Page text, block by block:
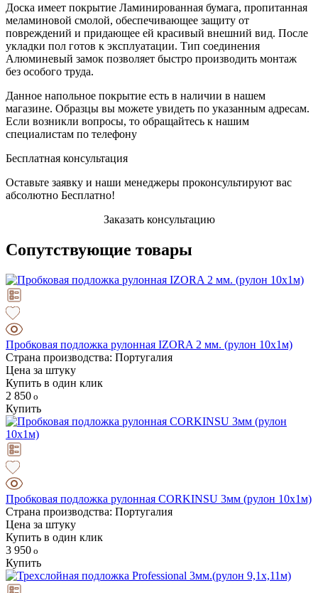
Доска имеет покрытие Ламинированная бумага, пропитанная
меламиновой смолой, обеспечивающее защиту от
повреждений и придающее ей красивый внешний вид. После
укладки пол готов к эксплуатации. Тип соединения
Алюминевый замок позволяет быстро производить монтаж
без особого труда.
Данное напольное покрытие есть в наличии в нашем
магазине. Образцы вы можете увидеть по указанным адресам.
Если возникли вопросы, то обращайтесь к нашим
специалистам по телефону
Бесплатная консультация
Оставьте заявку и наши менеджеры проконсультируют вас
абсолютно Бесплатно!
Заказать консультацию
Сопутствующие товары
Пробковая подложка рулонная IZORA 2 мм. (рулон 10х1м)
Страна производства: Португалия
Цена за штуку
Купить в один клик
2 850
Купить
Пробковая подложка рулонная CORKINSU 3мм (рулон 10х1м)
Страна производства: Португалия
Цена за штуку
Купить в один клик
3 950
Купить